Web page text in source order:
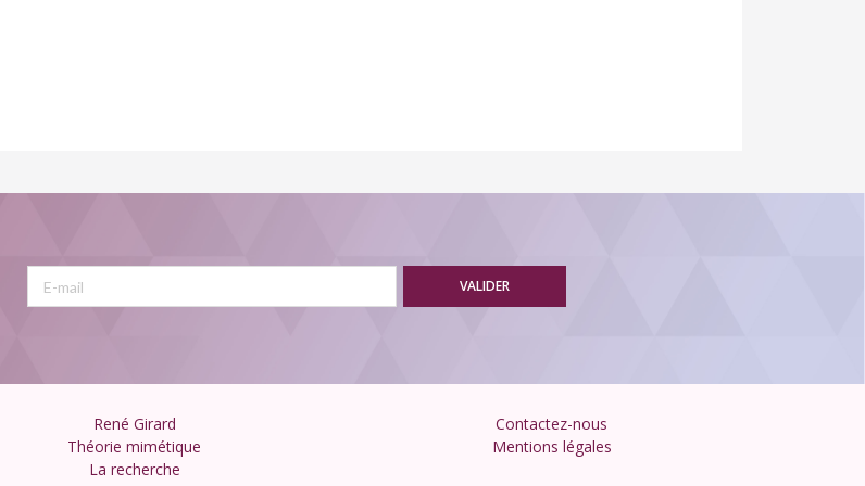
VALIDER
René Girard
Théorie mimétique
La recherche
Contactez-nous
Mentions légales